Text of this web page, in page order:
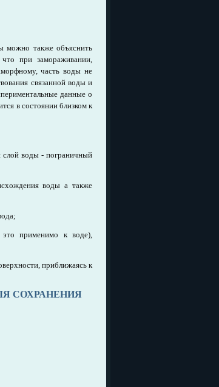
можно также объяснить
при замораживании,
часть воды не
связанной воды и
данные о
в состоянии близком к
слой воды - пограничный
воды а также
это применимо к воде),
приближаясь к
СОХРАНЕНИЯ